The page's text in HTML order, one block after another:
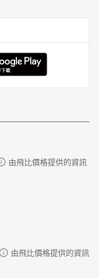
由飛比價格提供的資訊
由飛比價格提供的資訊